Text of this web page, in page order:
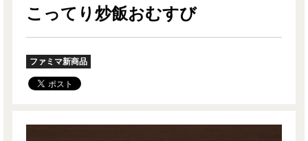
こってり炒飯おむすび
ファミマ新商品